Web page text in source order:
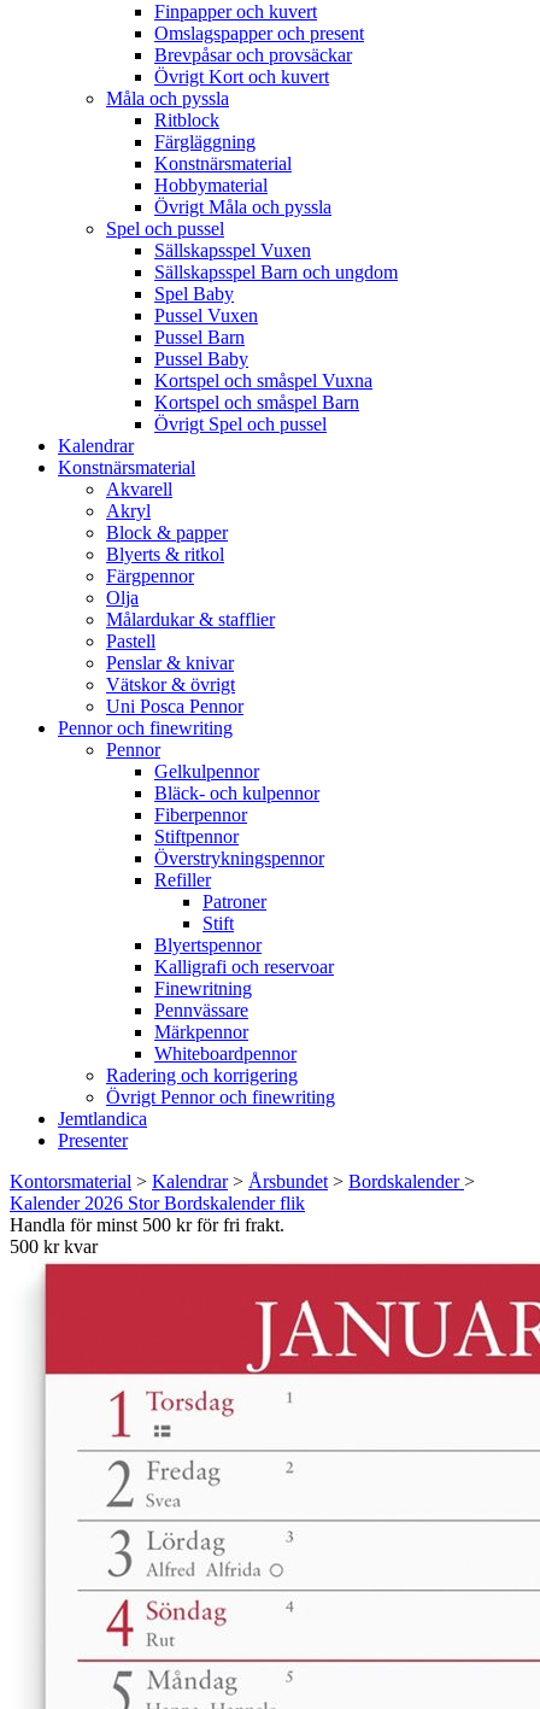
Finpapper och kuvert
Omslagspapper och present
Brevpåsar och provsäckar
Övrigt Kort och kuvert
Måla och pyssla
Ritblock
Färgläggning
Konstnärsmaterial
Hobbymaterial
Övrigt Måla och pyssla
Spel och pussel
Sällskapsspel Vuxen
Sällskapsspel Barn och ungdom
Spel Baby
Pussel Vuxen
Pussel Barn
Pussel Baby
Kortspel och småspel Vuxna
Kortspel och småspel Barn
Övrigt Spel och pussel
Kalendrar
Konstnärsmaterial
Akvarell
Akryl
Block & papper
Blyerts & ritkol
Färgpennor
Olja
Målardukar & stafflier
Pastell
Penslar & knivar
Vätskor & övrigt
Uni Posca Pennor
Pennor och finewriting
Pennor
Gelkulpennor
Bläck- och kulpennor
Fiberpennor
Stiftpennor
Överstrykningspennor
Refiller
Patroner
Stift
Blyertspennor
Kalligrafi och reservoar
Finewritning
Pennvässare
Märkpennor
Whiteboardpennor
Radering och korrigering
Övrigt Pennor och finewriting
Jemtlandica
Presenter
Kontorsmaterial > Kalendrar> Årsbundet > Bordskalender>
Kalender 2026 Stor Bordskalender flik
Handla för minst 500 kr för fri frakt.
500 kr kvar